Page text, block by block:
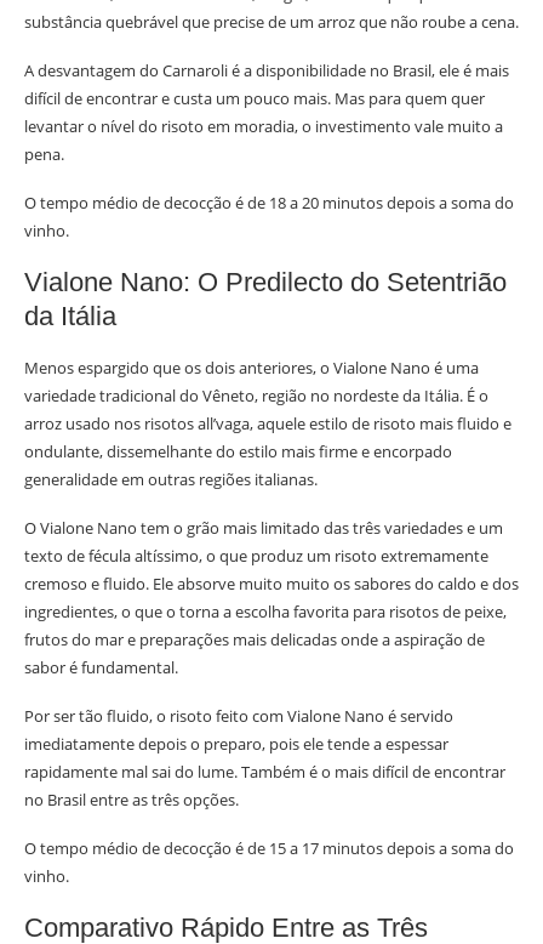
substância quebrável que precise de um arroz que não roube a cena.
A desvantagem do Carnaroli é a disponibilidade no Brasil, ele é mais
difícil de encontrar e custa um pouco mais. Mas para quem quer
levantar o nível do risoto em moradia, o investimento vale muito a
pena.
O tempo médio de decocção é de 18 a 20 minutos depois a soma do
vinho.
Vialone Nano: O Predilecto do Setentrião
da Itália
Menos espargido que os dois anteriores, o Vialone Nano é uma
variedade tradicional do Vêneto, região no nordeste da Itália. É o
arroz usado nos risotos all’vaga, aquele estilo de risoto mais fluido e
ondulante, dissemelhante do estilo mais firme e encorpado
generalidade em outras regiões italianas.
O Vialone Nano tem o grão mais limitado das três variedades e um
texto de fécula altíssimo, o que produz um risoto extremamente
cremoso e fluido. Ele absorve muito muito os sabores do caldo e dos
ingredientes, o que o torna a escolha favorita para risotos de peixe,
frutos do mar e preparações mais delicadas onde a aspiração de
sabor é fundamental.
Por ser tão fluido, o risoto feito com Vialone Nano é servido
imediatamente depois o preparo, pois ele tende a espessar
rapidamente mal sai do lume. Também é o mais difícil de encontrar
no Brasil entre as três opções.
O tempo médio de decocção é de 15 a 17 minutos depois a soma do
vinho.
Comparativo Rápido Entre as Três